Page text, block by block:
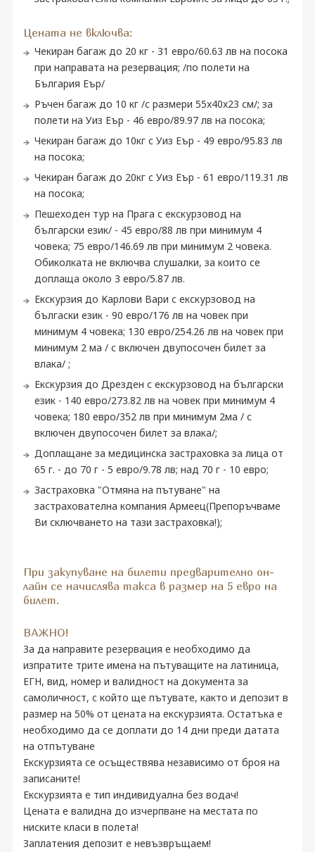
Цената не включва:
Чекиран багаж до 20 кг - 31 евро/60.63 лв на посока
при направата на резервация; /по полети на
България Еър/
Ръчен багаж до 10 кг /с размери 55x40x23 см/; за
полети на Уиз Еър - 46 евро/89.97 лв на посока;
Чекиран багаж до 10кг с Уиз Еър - 49 евро/95.83 лв
на посока;
Чекиран багаж до 20кг с Уиз Еър - 61 евро/119.31 лв
на посока;
Пешеходен тур на Прага с екскурзовод на
български език/ - 45 евро/88 лв при минимум 4
човека; 75 евро/146.69 лв при минимум 2 човека.
Обиколката не включва слушалки, за които се
доплаща около 3 евро/5.87 лв.
Екскурзия до Карлови Вари с екскурзовод на
бългаски език - 90 евро/176 лв на човек при
минимум 4 човека; 130 евро/254.26 лв на човек при
минимум 2 ма / с включен двупосочен билет за
влака/ ;
Екскурзия до Дрезден с екскурзовод на български
език - 140 евро/273.82 лв на човек при минимум 4
човека; 180 евро/352 лв при минимум 2ма / с
включен двупосочен билет за влака/;
Доплащане за медицинска застраховка за лица от
65 г. - до 70 г - 5 евро/9.78 лв; над 70 г - 10 евро;
Застраховка "Отмяна на пътуване" на
застрахователна компания Армеец(Препоръчваме
Ви сключването на тази застраховка!);
При закупуване на билети предварително он-
лайн се начислява такса в размер на 5 евро на
билет.
ВАЖНО!
За да направите резервация е необходимо да
изпратите трите имена на пътуващите на латиница,
ЕГН, вид, номер и валидност на документа за
самоличност, с който ще пътувате, както и депозит в
размер на 50% oт цената на екскурзията. Остатъка е
необходимо да се доплати до 14 дни преди датата
на отпътуване
Екскурзията се осъществява независимо от броя на
записаните!
Екскурзията е тип индивидуална без водач!
Цената е валидна до изчерпване на местата по
ниските класи в полета!
Заплатения депозит е невъзвръщаем!